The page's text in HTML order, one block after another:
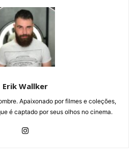
Erik Wallker
Apaixonado por filmes e coleções,
é captado por seus olhos no cinema.